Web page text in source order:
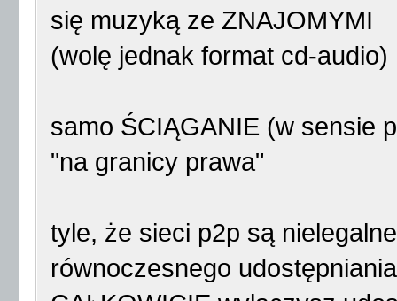
się muzyką ze ZNAJOMYMI
(wolę jednak format cd-audio)
samo ŚCIĄGANIE (w sensie
"na granicy prawa"
tyle, że sieci p2p są
równoczesnego